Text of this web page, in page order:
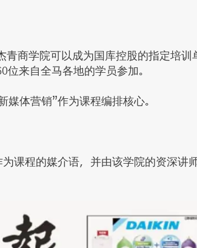
青商学院可以成为国库控股的指定培训
来自全马各地的学员参加。
体营销”作为课程编排核心。
课程的媒介语，并由该学院的资深讲